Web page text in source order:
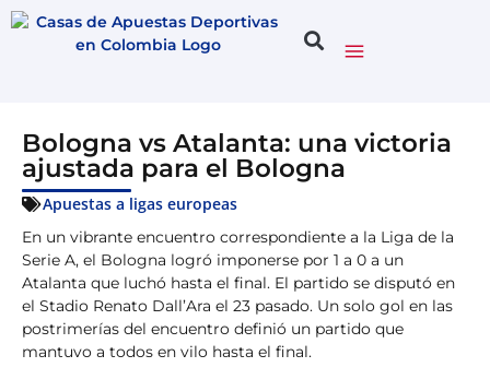
Bologna vs Atalanta: una victoria
ajustada para el Bologna
Apuestas a ligas europeas
En un vibrante encuentro correspondiente a la Liga de la
Serie A, el Bologna logró imponerse por 1 a 0 a un
Atalanta que luchó hasta el final. El partido se disputó en
el Stadio Renato Dall’Ara el 23 pasado. Un solo gol en las
postrimerías del encuentro definió un partido que
mantuvo a todos en vilo hasta el final.